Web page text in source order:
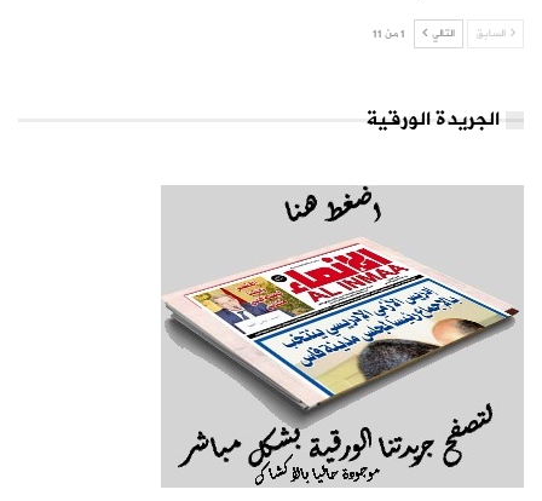
السابق التالي 1 من 11
الجريدة الورقية